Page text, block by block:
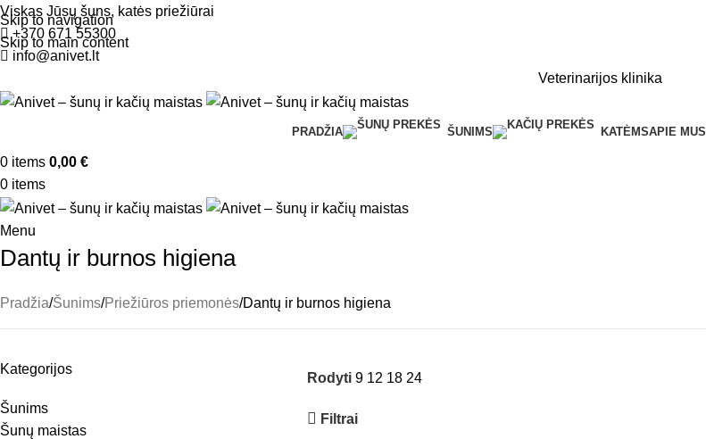
Skip to navigation
Skip to main content
Viskas Jūsų šuns, katės priežiūrai
+370 671 55300
info@anivet.lt
Veterinarijos klinika
PRADŽIA ŠUNIMS KATĖMSAPIE MUS
0 items 0,00 €
0 items
Menu
Dantų ir burnos higiena
Pradžia Šunims Priežiūros priemonės Dantų ir burnos higiena
Kategorijos
Šunims
Šunų maistas
Rodyti 9 12 18 24
Filtrai